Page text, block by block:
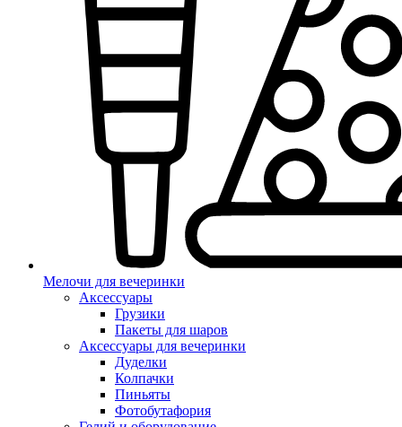
Мелочи для вечеринки
Аксессуары
Грузики
Пакеты для шаров
Аксессуары для вечеринки
Дуделки
Колпачки
Пиньяты
Фотобутафория